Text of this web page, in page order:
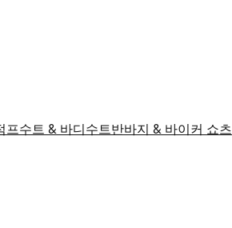
프수트 & 바디수트반바지 & 바이커 쇼츠